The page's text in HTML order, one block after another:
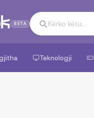
BETA
Teknologji